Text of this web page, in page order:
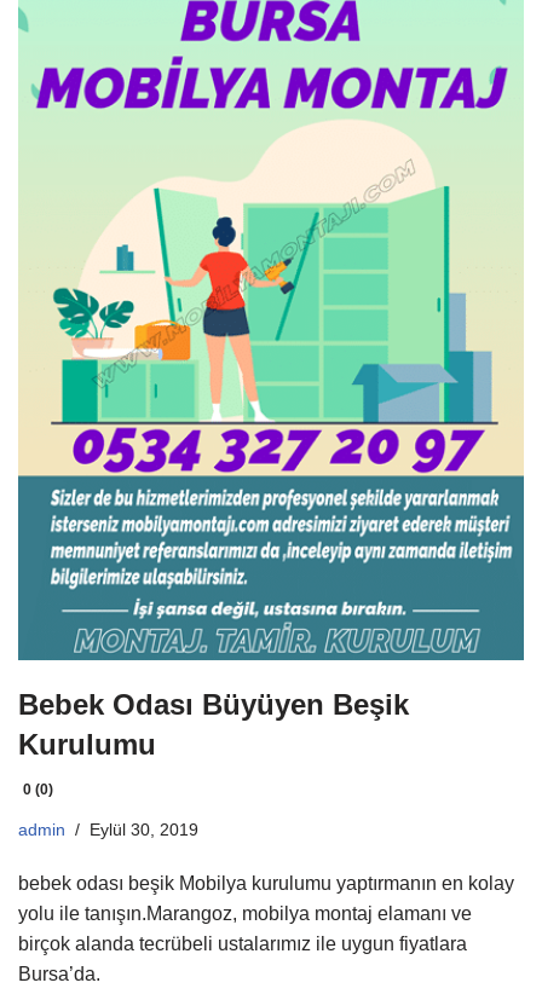
Bebek Odası Büyüyen Beşik
Kurulumu
0 (0)
admin Eylül 30, 2019
bebek odası beşik Mobilya kurulumu yaptırmanın en kolay
yolu ile tanışın.Marangoz, mobilya montaj elamanı ve
birçok alanda tecrübeli ustalarımız ile uygun fiyatlara
Bursa’da.